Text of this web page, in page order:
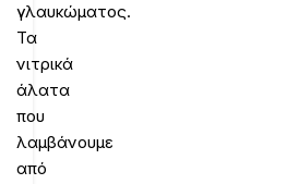
γλαυκώματος.
Τα
νιτρικά
άλατα
που
λαμβάνουμε
από